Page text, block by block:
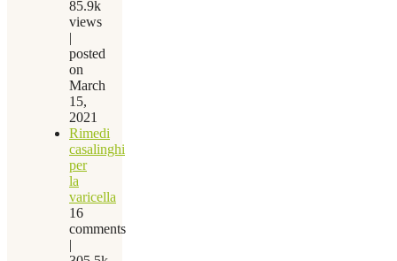
85.9k
views
|
posted
on
March
15,
2021
Rimedi
casalinghi
per
la
varicella
16
comments
|